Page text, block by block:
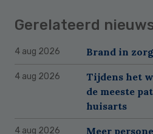
Gerelateerd
4 aug 2026 Brand in
4 aug 2026
Tijdens het
de meeste
huisarts
4 aug 2026
Meer